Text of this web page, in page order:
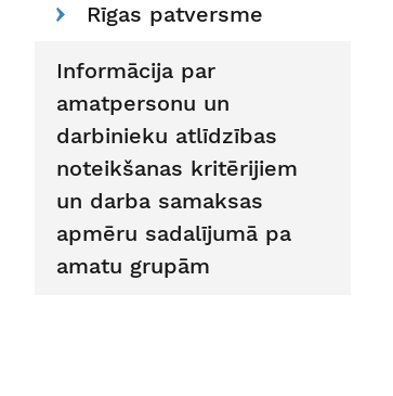
Rīgas patversme
Informācija par
amatpersonu un
darbinieku atlīdzības
noteikšanas kritērijiem
un darba samaksas
apmēru sadalījumā pa
amatu grupām